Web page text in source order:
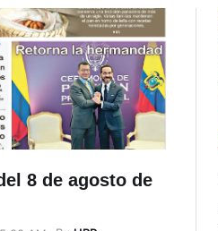
8 de agosto de